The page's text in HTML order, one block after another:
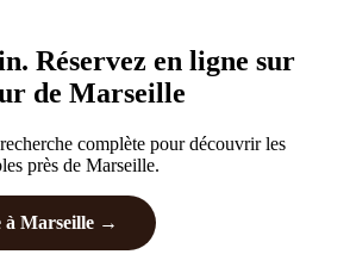
Réservez en ligne sur
de Marseille
complète pour découvrir les
près de Marseille.
à Marseille →